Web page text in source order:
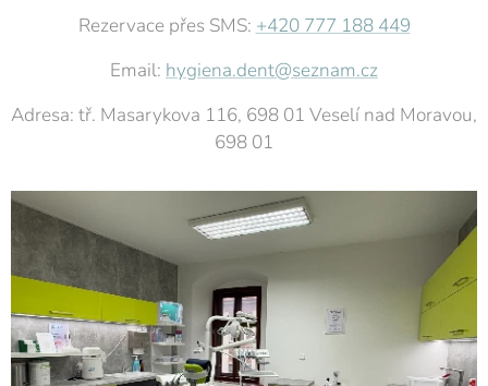
Rezervace přes SMS: +420 777 188 449
Email: hygiena.dent@seznam.cz
Adresa: tř. Masarykova 116, 698 01 Veselí nad Moravou,
698 01